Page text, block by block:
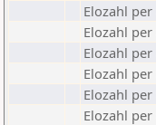
Elozahl per
Elozahl per
Elozahl per
Elozahl per
Elozahl per
Elozahl per